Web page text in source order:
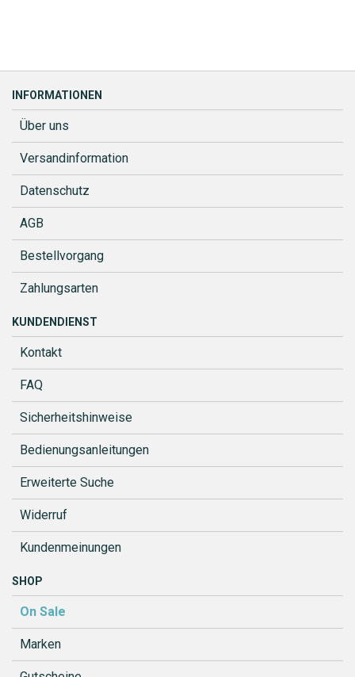
INFORMATIONEN
Über uns
Versandinformation
Datenschutz
AGB
Bestellvorgang
Zahlungsarten
KUNDENDIENST
Kontakt
FAQ
Sicherheitshinweise
Bedienungsanleitungen
Erweiterte Suche
Widerruf
Kundenmeinungen
SHOP
On Sale
Marken